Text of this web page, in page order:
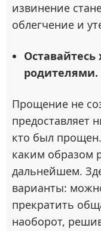
извинение
облегчение и
родителями.
Прощение не
предоставляет
кто был
каким образом
дальнейшем.
варианты:
прекратить
наоборот,